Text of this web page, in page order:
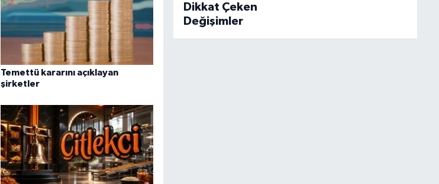
Temettü kararını açıklayan
şirketler
Dikkat Çeken
Değişimler